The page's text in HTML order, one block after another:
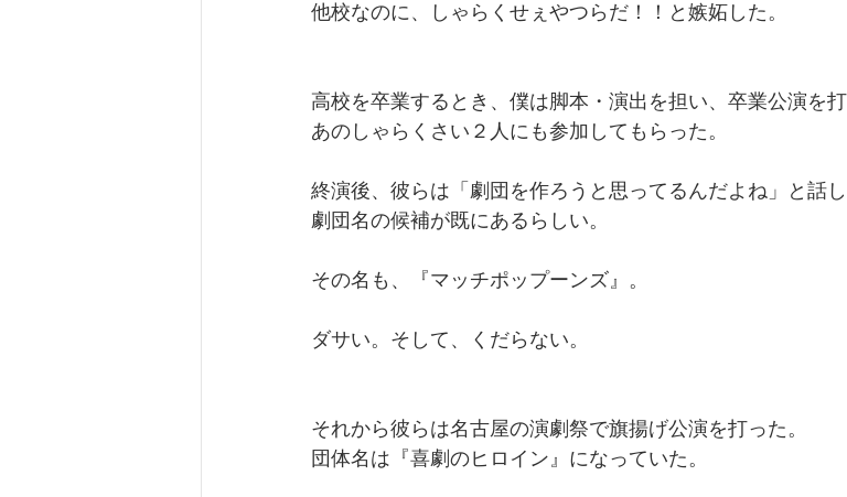
他校なのに、しゃらくせぇやつらだ！！と嫉妬した。
高校を卒業するとき、僕は脚本・演出を担い、卒業公演を打
あのしゃらくさい２人にも参加してもらった。
終演後、彼らは「劇団を作ろうと思ってるんだよね」と話し
劇団名の候補が既にあるらしい。
その名も、『マッチポップーンズ』。
ダサい。そして、くだらない。
それから彼らは名古屋の演劇祭で旗揚げ公演を打った。
団体名は『喜劇のヒロイン』になっていた。